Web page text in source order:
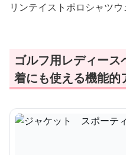
リンテイストポロシャツウ
ゴルフ用レディー
着にも使える機能的